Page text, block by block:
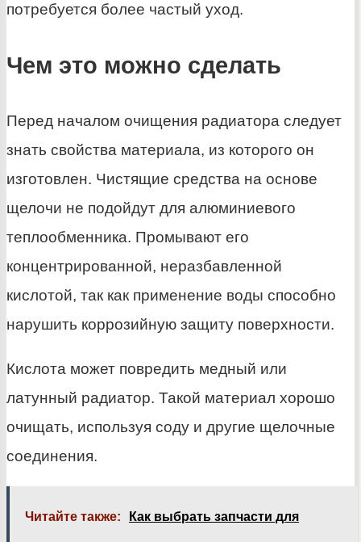
потребуется более частый уход.
Чем это можно сделать
Перед началом очищения радиатора следует
знать свойства материала, из которого он
изготовлен. Чистящие средства на основе
щелочи не подойдут для алюминиевого
теплообменника. Промывают его
концентрированной, неразбавленной
кислотой, так как применение воды способно
нарушить коррозийную защиту поверхности.
Кислота может повредить медный или
латунный радиатор. Такой материал хорошо
очищать, используя соду и другие щелочные
соединения.
Читайте также: Как выбрать запчасти для